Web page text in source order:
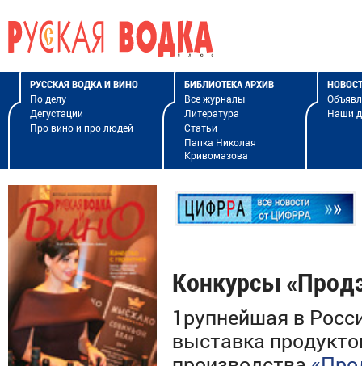
РУССКАЯ ВОДКА И ВИНО
По делу
Дегустации
Про вино и про людей
БИБЛИОТЕКА АРХИВ
Все журналы
Литература
Статьи
Папка Николая
Кривомазова
Наши
Конкурсы
1рупнейшая в
выставка